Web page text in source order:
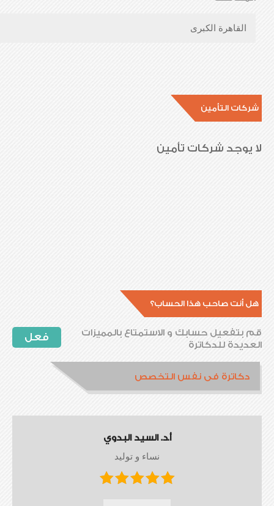
القاهرة الكبرى
شركات التأمين
لا يوجد شركات تأمين
هل أنت صاحب هذا الحساب؟
فعل
قم بتفعيل حسابك و الاستمتاع بالمميزات
العديدة للدكاترة
دكاترة فى نفس التخصص
أ.د. السيد البدوي
نساء و توليد